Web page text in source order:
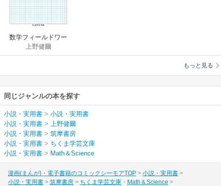
数学フィールドワー
ク
上野健爾
もっと見る
同じジャンルの本を探す
小説・実用書 > 小説・実用書
小説・実用書 >
上野健爾
小説・実用書 > 筑摩書房
小説・実用書 > ちくま学芸文庫
小説・実用書 > Math＆Science
漫画(まんが)・電子書籍のコミックシーモアTOP
小説・実用書
小説・実用書
筑摩書房 ちくま学芸文庫
Math＆Science